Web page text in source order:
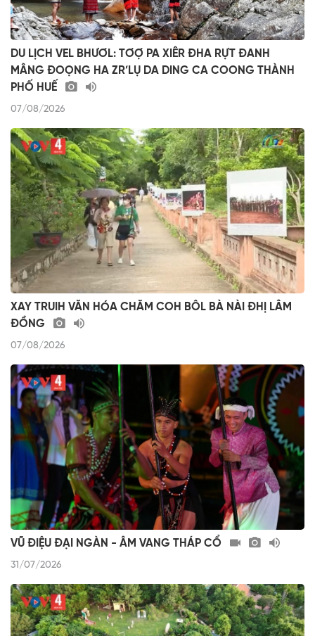
DU LỊCH VEL BHƯƠL: TƠỢ PA XIÊR ĐHA RỰT ĐANH
MÂNG ĐOỌNG HA ZR’LỤ DA DING CA COONG THÀNH
PHỐ HUẾ
07/08/2026
XAY TRUIH VĂN HÓA CHĂM COH BÔL BÀ NÀI ĐHỊ LÂM
ĐỒNG
07/08/2026
VŨ ĐIỆU ĐẠI NGÀN - ÂM VANG THÁP CỔ
31/07/2026